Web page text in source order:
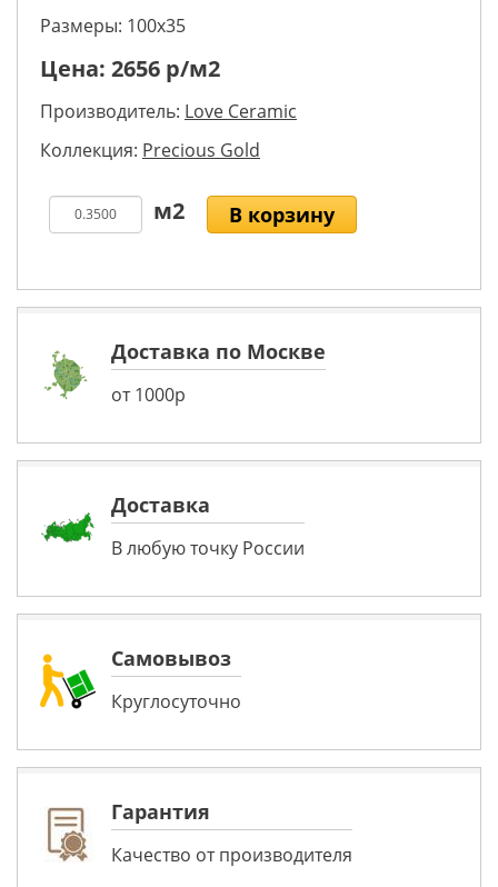
Размеры: 100х35
Цена: 2656 р/м2
Производитель: Love Ceramic
Коллекция: Precious Gold
В корзину
Доставка по Москве
от 1000р
Доставка
В любую точку России
Самовывоз
Круглосуточно
Гарантия
Качество от производителя